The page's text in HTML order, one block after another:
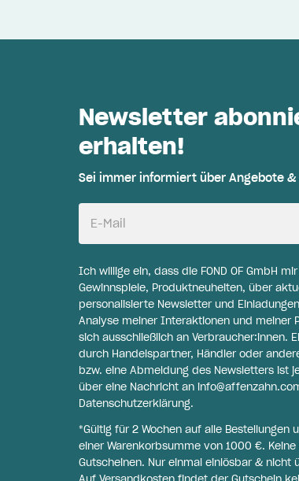
Newsletter
erhalten!
Sei immer informiert über Angebote
E-Mail
Ich willige ein, dass die FOND OF GmbH
Gewinnspiele, Produktneuheiten, über
personalisierte Newsletter und
Analyse meiner Interaktionen und meiner
sich ausschließlich an Verbraucher:innen.
durch Handelspartner, Händler oder
bzw. eine Abmeldung des Newsletters ist
über eine Nachricht an
Datenschutzerklärung.
*Gültig für 2 Wochen auf alle Bestellungen
einer Warenkorbsumme von 1000 €.
Gutscheinen. Nur einmal einlösbar & nicht